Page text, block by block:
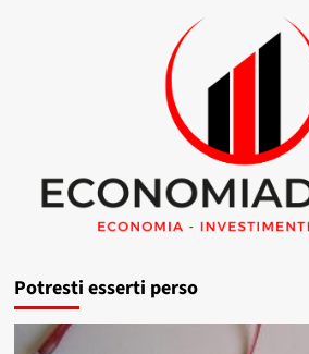
Potresti esserti perso